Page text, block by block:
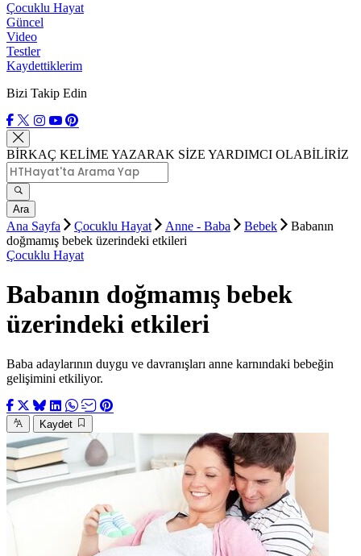
Çocuklu Hayat
Güncel
Video
Testler
Kaydettiklerim
Bizi Takip Edin
BİRKAÇ KELİME YAZARAK SİZE YARDIMCI OLABİLİRİZ
Ara
Ana Sayfa Çocuklu Hayat Anne - Baba Bebek
Babanın
doğmamış bebek üzerindeki etkileri
Çocuklu Hayat
Babanın doğmamış bebek
üzerindeki etkileri
Baba adaylarının duygu ve davranışları anne karnındaki bebeğin
gelişimini etkiliyor.
Kaydet